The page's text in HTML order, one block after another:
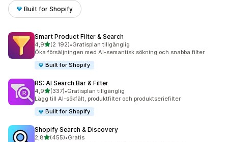
Built for Shopify
Smart Product Filter & Search
4,9av 5 stjärnor
(2 192)
2192 recensioner totalt
•Gratisplan tillgänglig
Öka försäljningen med AI-semantisk sökning och snabba filter
Built for Shopify
RS: AI Search Bar & Filter
4,9av 5 stjärnor
(337)
337 recensioner totalt
•Gratisplan tillgänglig
Lägg till AI-sökfält, produktfilter och produktseriefilter
Built for Shopify
Shopify Search & Discovery
2,8av 5 stjärnor
(455)
455 recensioner totalt
•Gratis